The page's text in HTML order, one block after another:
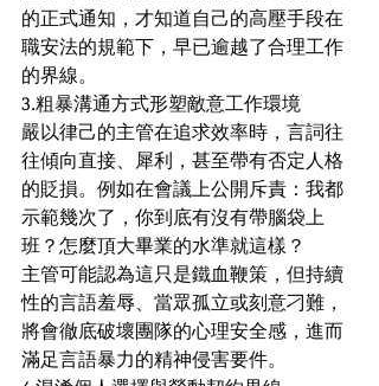
的正式通知，才知道自己的高壓手段在
職安法的規範下，早已逾越了合理工作
的界線。
3.粗暴溝通方式形塑敵意工作環境
嚴以律己的主管在追求效率時，言詞往
往傾向直接、犀利，甚至帶有否定人格
的貶損。例如在會議上公開斥責：我都
示範幾次了，你到底有沒有帶腦袋上
班？怎麼頂大畢業的水準就這樣？
主管可能認為這只是鐵血鞭策，但持續
性的言語羞辱、當眾孤立或刻意刁難，
將會徹底破壞團隊的心理安全感，進而
滿足言語暴力的精神侵害要件。